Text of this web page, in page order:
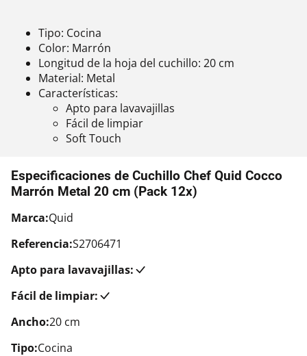
Tipo: Cocina
Color: Marrón
Longitud de la hoja del cuchillo: 20 cm
Material: Metal
Características:
Apto para lavavajillas
Fácil de limpiar
Soft Touch
Especificaciones de Cuchillo Chef Quid Cocco
Marrón Metal 20 cm (Pack 12x)
Marca:Quid
Referencia:S2706471
Apto para lavavajillas:
Fácil de limpiar:
Ancho:20 cm
Tipo:Cocina